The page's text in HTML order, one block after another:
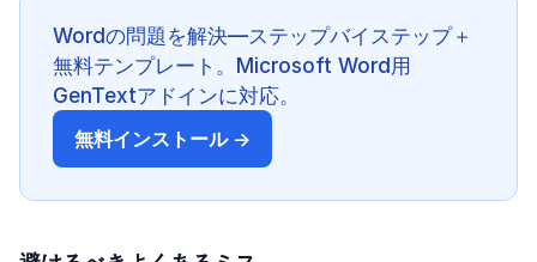
Wordの問題を解決—ステップバイステップ＋
無料テンプレート。Microsoft Word用
GenTextアドインに対応。
無料インストール →